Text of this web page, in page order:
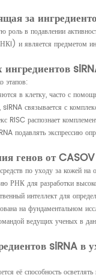
за
в подавлении
и является предметом
этапов:
в клетку, часто с
связывается с
RISC распознает
подавлять экспрессию
генов от CASOV
по уходу за кожей
РНК для разработки
интеллект для
на фундаментальном
ведущих ученых в
siRNA в
её способность